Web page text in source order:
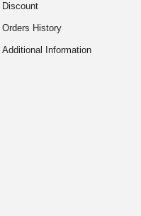
Discount
Orders History
Additional Information